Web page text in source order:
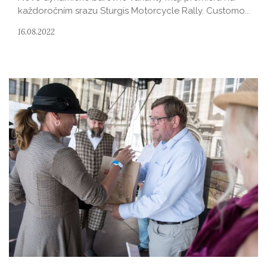
každoročním srazu Sturgis Motorcycle Rally. Customo...
16.08.2022